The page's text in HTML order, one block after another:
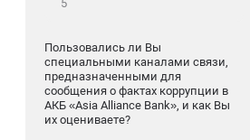
Пользовались ли Вы
специальными каналами связи,
предназначенными для
сообщения о фактах коррупции в
АКБ «Asia Alliance Bank», и как Вы
их оцениваете?